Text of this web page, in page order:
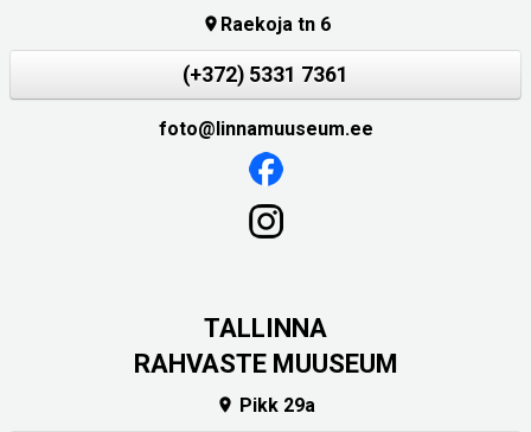
 Raekoja tn 6
(+372) 5331 7361
foto@linnamuuseum.ee
TALLINNA
RAHVASTE MUUSEUM
 Pikk 29a